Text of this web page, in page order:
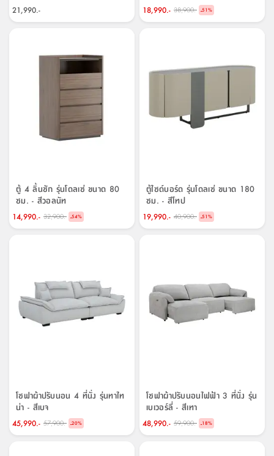
21,990.- 18,990.- 38,900.- -51%
ตู้ 4 ลิ้นชัก รุ่นโดลเซ่ ขนาด 80
ซม. - สีวอลนัท
14,990.- 32,900.- -54%
ตู้ไซด์บอร์ด รุ่นโดลเซ่ ขนาด 180
ซม. - สีโทป
19,990.- 40,900.- -51%
โซฟาผ้าปรับนอน 4 ที่นั่ง รุ่นทาไท
น่า - สีเบจ
45,990.- 57,900.- -20%
โซฟาผ้าปรับนอนไฟฟ้า 3 ที่นั่ง รุ่น
เบเวอร์ลี่ - สีเทา
48,990.- 59,900.- -18%